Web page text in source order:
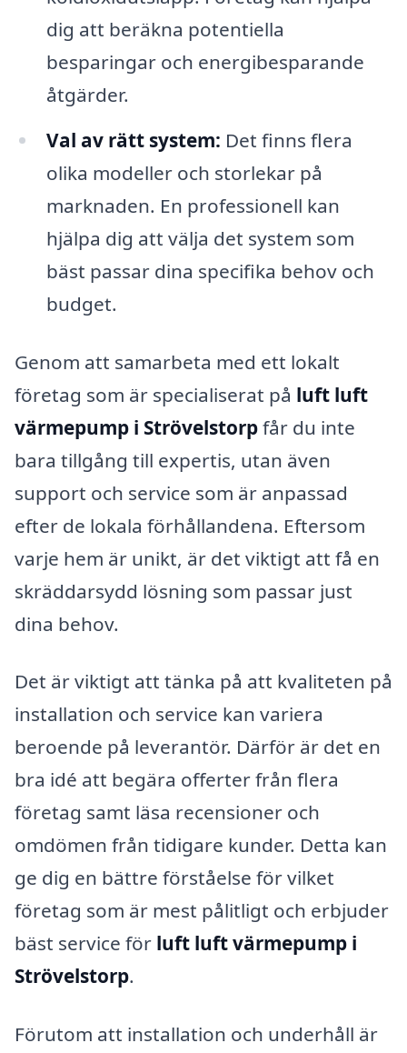
dig att beräkna potentiella
besparingar och energibesparande
åtgärder.
Val av rätt system: Det finns flera
olika modeller och storlekar på
marknaden. En professionell kan
hjälpa dig att välja det system som
bäst passar dina specifika behov och
budget.
Genom att samarbeta med ett lokalt
företag som är specialiserat på luft luft
värmepump i Strövelstorpfår du inte
bara tillgång till expertis, utan även
support och service som är anpassad
efter de lokala förhållandena. Eftersom
varje hem är unikt, är det viktigt att få en
skräddarsydd lösning som passar just
dina behov.
Det är viktigt att tänka på att kvaliteten på
installation och service kan variera
beroende på leverantör. Därför är det en
bra idé att begära offerter från flera
företag samt läsa recensioner och
omdömen från tidigare kunder. Detta kan
ge dig en bättre förståelse för vilket
företag som är mest pålitligt och erbjuder
bäst service för luft luft värmepump i
Strövelstorp.
Förutom att installation och underhåll är